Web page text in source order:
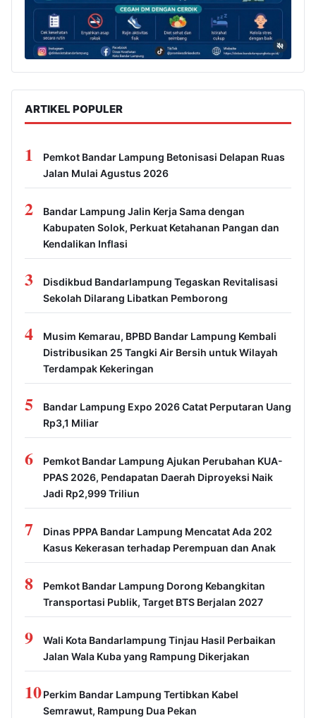
ARTIKEL POPULER
1
Pemkot Bandar Lampung Betonisasi Delapan Ruas
Jalan Mulai Agustus 2026
2
Bandar Lampung Jalin Kerja Sama dengan
Kabupaten Solok, Perkuat Ketahanan Pangan dan
Kendalikan Inflasi
3
Disdikbud Bandarlampung Tegaskan Revitalisasi
Sekolah Dilarang Libatkan Pemborong
4
Musim Kemarau, BPBD Bandar Lampung Kembali
Distribusikan 25 Tangki Air Bersih untuk Wilayah
Terdampak Kekeringan
5
Bandar Lampung Expo 2026 Catat Perputaran Uang
Rp3,1 Miliar
6
Pemkot Bandar Lampung Ajukan Perubahan KUA-
PPAS 2026, Pendapatan Daerah Diproyeksi Naik
Jadi Rp2,999 Triliun
7
Dinas PPPA Bandar Lampung Mencatat Ada 202
Kasus Kekerasan terhadap Perempuan dan Anak
8
Pemkot Bandar Lampung Dorong Kebangkitan
Transportasi Publik, Target BTS Berjalan 2027
9
Wali Kota Bandarlampung Tinjau Hasil Perbaikan
Jalan Wala Kuba yang Rampung Dikerjakan
10Perkim Bandar Lampung Tertibkan Kabel
Semrawut, Rampung Dua Pekan